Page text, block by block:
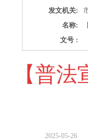
发文机关:
名称:
文号 :
【普
2025-05-26